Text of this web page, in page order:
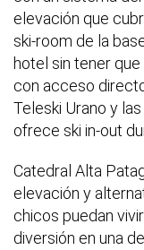
elevación que
ski-room de la
hotel sin tener
con acceso
Teleski Urano y
ofrece ski in-out
Catedral Alta
elevación y
chicos puedan
diversión en una